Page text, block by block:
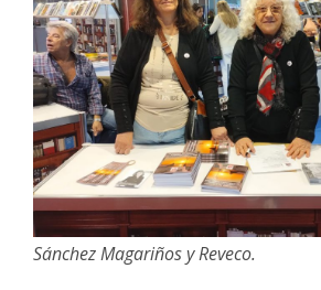
Sánchez Magariños y Reveco.